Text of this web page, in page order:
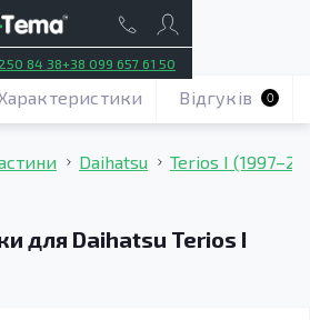
84 38+38 099 657 61 50
Daihatsu Terios I
для Daihatsu Terios I
Відгуків 0